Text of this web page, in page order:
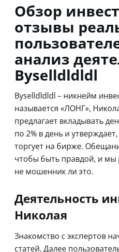
Обзор
отзывы
анализ
Byselldldldl
Byselldldldl – никнейм
называется «ЛОНГ»,
предлагает вкладывать
по 2% в день и
торгует на бирже.
чтобы быть правдой, и
не мошенник ли это.
Деятельность
Николая
Знакомство с экспертов
статей. Далее